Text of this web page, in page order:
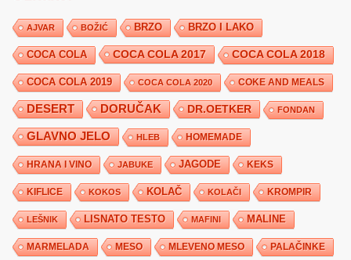
AJVAR BOŽIĆ BRZO BRZO I LAKO
COCA COLA COCA COLA 2017 COCA COLA 2018
COCA COLA 2019 COCA COLA 2020 COKE AND MEALS
DESERT DORUČAK DR.OETKER FONDAN
GLAVNO JELO HLEB HOMEMADE
HRANA I VINO JABUKE JAGODE KEKS
KIFLICE KOKOS KOLAČ KOLAČI KROMPIR
LEŠNIK LISNATO TESTO MAFINI MALINE
MARMELADA MESO MLEVENO MESO PALAČINKE